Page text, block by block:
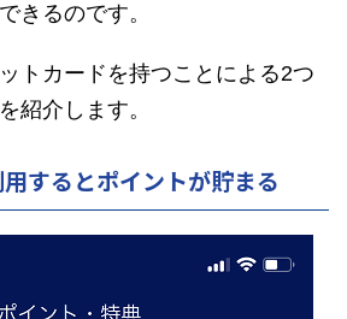
きるのです。
トカードを持つことによる2つ
紹介します。
するとポイントが貯まる